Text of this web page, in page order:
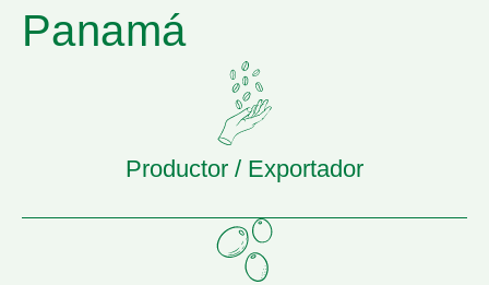
Panamá
Productor / Exportador